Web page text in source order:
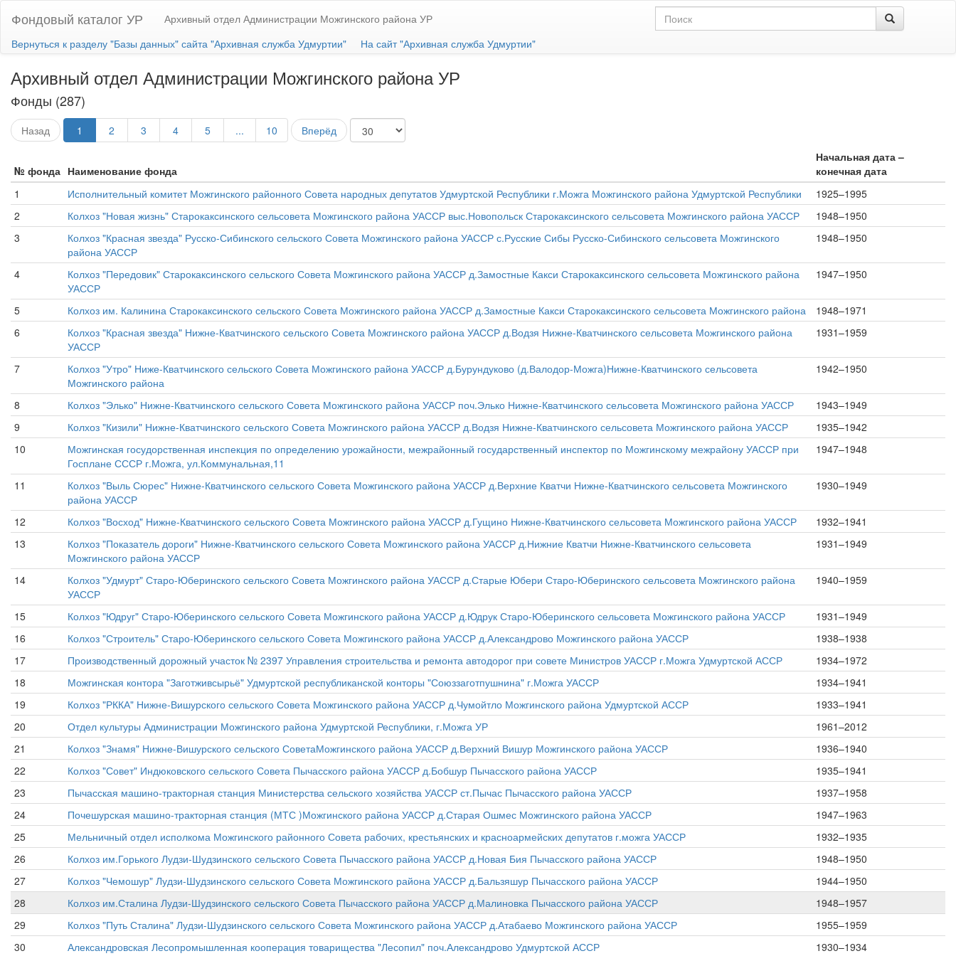
Фондовый каталог УР
Архивный отдел Администрации Можгинского района УР
Вернуться к разделу "Базы данных" сайта "Архивная служба Удмуртии"
На сайт "Архивная служба Удмуртии"
Архивный отдел Администрации Можгинского района УР
Фонды (287)
Назад 1 2 3 4 5 ... 10 Вперёд
№ фонда Наименование фонда
Начальная дата –
конечная дата
1
Исполнительный комитет Можгинского районного Совета народных депутатов Удмуртской Республики г.Можга Можгинского района Удмуртской Республики
1925–1995
2
Колхоз "Новая жизнь" Старокаксинского сельсовета Можгинского района УАССР выс.Новопольск Старокаксинского сельсовета Можгинского района УАССР
1948–1950
3
Колхоз "Красная звезда" Русско-Сибинского сельского Совета Можгинского района УАССР с.Русские Сибы Русско-Сибинского сельсовета Можгинского
района УАССР
1948–1950
4
Колхоз "Передовик" Старокаксинского сельского Совета Можгинского района УАССР д.Замостные Какси Старокаксинского сельсовета Можгинского района
УАССР
1947–1950
5 Колхоз им. Калинина Старокаксинского сельского Совета Можгинского района УАССР д.Замостные Какси Старокаксинского сельсовета Можгинского района
1948–1971
6
Колхоз "Красная звезда" Нижне-Кватчинского сельского Совета Можгинского района УАССР д.Водзя Нижне-Кватчинского сельсовета Можгинского района
УАССР
1931–1959
7
Колхоз "Утро" Ниже-Кватчинского сельского Совета Можгинского района УАССР д.Бурундуково (д.Валодор-Можга)Нижне-Кватчинского сельсовета
Можгинского района
1942–1950
8 Колхоз "Элько" Нижне-Кватчинского сельского Совета Можгинского района УАССР поч.Элько Нижне-Кватчинского сельсовета Можгинского района УАССР
1943–1949
9
Колхоз "Кизили" Нижне-Кватчинского сельского Совета Можгинского района УАССР д.Водзя Нижне-Кватчинского сельсовета Можгинского района УАССР
1935–1942
10
Можгинская госудорственная инспекция по определению урожайности, межрайонный государственный инспектор по Можгинскому межрайону УАССР при
Госплане СССР г.Можга, ул.Коммунальная,11
1947–1948
11
Колхоз "Выль Сюрес" Нижне-Кватчинского сельского Совета Можгинского района УАССР д.Верхние Кватчи Нижне-Кватчинского сельсовета Можгинского
района УАССР
1930–1949
12 Колхоз "Восход" Нижне-Кватчинского сельского Совета Можгинского района УАССР д.Гущино Нижне-Кватчинского сельсовета Можгинского района УАССР
1932–1941
13
Колхоз "Показатель дороги" Нижне-Кватчинского сельского Совета Можгинского района УАССР д.Нижние Кватчи Нижне-Кватчинского сельсовета
Можгинского района УАССР
1931–1949
14
Колхоз "Удмурт" Старо-Юберинского сельского Совета Можгинского района УАССР д.Старые Юбери Старо-Юберинского сельсовета Можгинского района
УАССР
1940–1959
15 Колхоз "Юдруг" Старо-Юберинского сельского Совета Можгинского района УАССР д.Юдрук Старо-Юберинского сельсовета Можгинского района УАССР
1931–1949
16
Колхоз "Строитель" Старо-Юберинского сельского Совета Можгинского района УАССР д.Александрово Можгинского района УАССР
1938–1938
17
Производственный дорожный участок № 2397 Управления строительства и ремонта автодорог при совете Министров УАССР г.Можга Удмуртской АССР
1934–1972
18
Можгинская контора "Заготживсырьё" Удмуртской республиканской конторы "Союззаготпушнина" г.Можга УАССР
1934–1941
19
Колхоз "РККА" Нижне-Вишурского сельского Совета Можгинского района УАССР д.Чумойтло Можгинского района Удмуртской АССР
1933–1941
20
Отдел культуры Администрации Можгинского района Удмуртской Республики, г.Можга УР
1961–2012
21
Колхоз "Знамя" Нижне-Вишурского сельского СоветаМожгинского района УАССР д.Верхний Вишур Можгинского района УАССР
1936–1940
22
Колхоз "Совет" Индюковского сельского Совета Пычасского района УАССР д.Бобшур Пычасского района УАССР
1935–1941
23
Пычасская машино-тракторная станция Министерства сельского хозяйства УАССР ст.Пычас Пычасского района УАССР
1937–1958
24
Почешурская машино-тракторная станция (МТС )Можгинского района УАССР д.Старая Ошмес Можгинского района УАССР
1947–1963
25
Мельничный отдел исполкома Можгинского районного Совета рабочих, крестьянских и красноармейских депутатов г.можга УАССР
1932–1935
26
Колхоз им.Горького Лудзи-Шудзинского сельского Совета Пычасского района УАССР д.Новая Бия Пычасского района УАССР
1948–1950
27
Колхоз "Чемошур" Лудзи-Шудзинского сельского Совета Можгинского района УАССР д.Бальзяшур Пычасского района УАССР
1944–1950
28
Колхоз им.Сталина Лудзи-Шудзинского сельского Совета Пычасского района УАССР д.Малиновка Пычасского района УАССР
1948–1957
29
Колхоз "Путь Сталина" Лудзи-Шудзинского сельского Совета Можгинского района УАССР д.Атабаево Можгинского района УАССР
1955–1959
30
Александровская Лесопромышленная кооперация товарищества "Лесопил" поч.Александрово Удмуртской АССР 1930–1934